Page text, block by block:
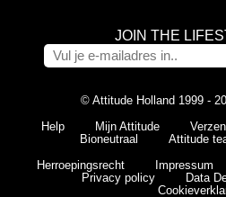
JOIN THE
© Attitude Holland 1999 -
Help
Mijn Attitude
Bioneutraal
Attitude
Herroepingsrecht
Impressum
Privacy policy
Data